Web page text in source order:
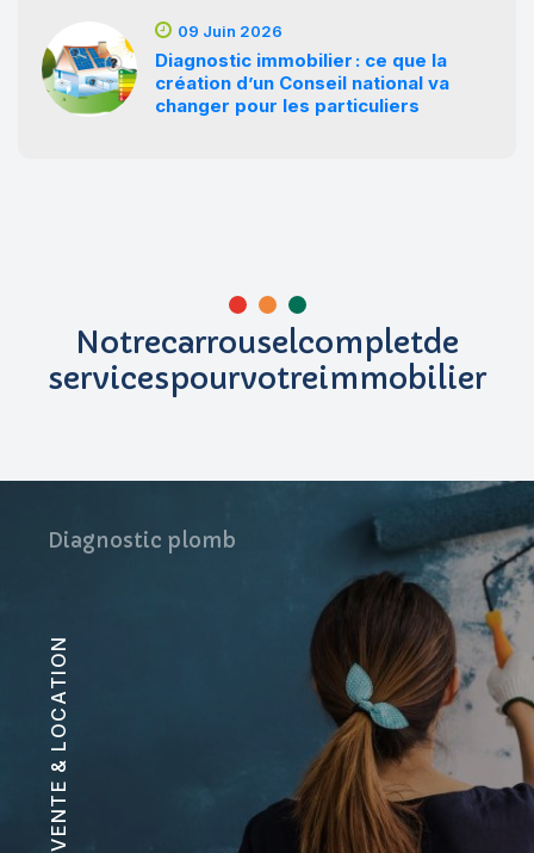
09 Juin 2026
Diagnostic immobilier : ce que la
création d’un Conseil national va
changer pour les particuliers
Notrecarrouselcompletde
servicespourvotreimmobilier
Diagnostic plomb
VENTE & LOCATION